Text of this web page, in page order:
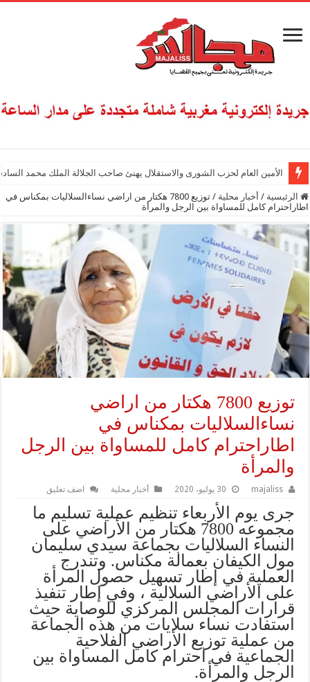
الأمين العام لحزب الشورى والاستقلال يهنئ صاحب الجلالة الملك محمد
الرئيسية / أخبار محلية /
توزيع 7800 هكتار من اراضي نساءالسلاليات بمكناس في
اطاراحترام كامل للمساواة بين الرجل والمرأة
توزيع 7800 هكتار من اراضي
نساءالسلاليات بمكناس في
اطاراحترام كامل للمساواة بين الرجل
والمرأة
majaliss 30 يوليو، 2020 أخبار محلية اضف تعليق
جرى يوم الأربعاء تنظيم عملية تسليم ما
مجموعه 7800 هكتار من الأراضي على
النساء السلاليات بجماعة سيدي سليمان
مول الكيفان بعمالة مكناس. وتندرج
العملية في إطار تسهيل حصول المرأة
على الأراضي السلالية ، وفي إطار تنفيذ
قرارات المجلس المركزي للوصاية حيث
استفادت نساء سلايات من هذه الجماعة
من عملية توزيع الأراضي الفلاحية
الجماعية في احترام كامل المساواة بين
الرجل والمرأة.